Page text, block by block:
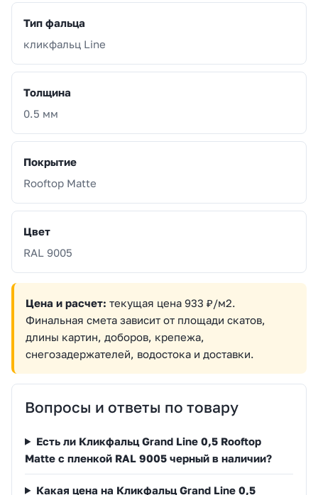
Тип фальца
кликфальц Line
Толщина
0.5 мм
Покрытие
Rooftop Matte
Цвет
RAL 9005
Цена и расчет: текущая цена 933 ₽/м2.
Финальная смета зависит от площади скатов,
длины картин, доборов, крепежа,
снегозадержателей, водостока и доставки.
Вопросы и ответы по товару
Есть ли Кликфальц Grand Line 0,5 Rooftop
Matte с пленкой RAL 9005 черный в наличии?
Какая цена на Кликфальц Grand Line 0,5